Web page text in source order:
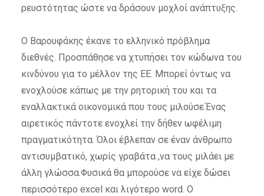
ρευστότητας ώστε να δράσουν μοχλοί ανάπτυξης.
Ο Βαρουφάκης έκανε το ελληνικό πρόβλημα
διεθνές. Προσπάθησε να χτυπήσει τον κώδωνα του
κινδύνου για το μέλλον της ΕΕ. Μπορεί όντως να
ενοχλούσε κάπως με την ρητορική του και τα
εναλλακτικά οικονομικά που τους μιλούσε.Ένας
αιρετικός πάντοτε ενοχλεί την δήθεν ωφέλιμη
πραγματικότητα. Όλοι έβλεπαν σε έναν άνθρωπο
αντισυμβατικό, χωρίς γραβάτα ,να τους μιλάει με
άλλη γλώσσα.Φυσικά θα μπορούσε να είχε δώσει
περισσότερο excel και λιγότερο word. Ο